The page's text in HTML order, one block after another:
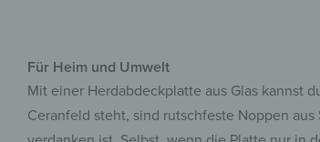
Für Heim und Umwelt
Mit einer Herdabdeckplatte aus Glas kannst
Ceranfeld steht, sind rutschfeste Noppen